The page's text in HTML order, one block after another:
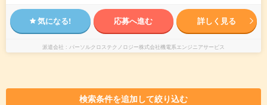
気になる! 応募へ進む 詳しく見る
派遣会社 パーソルクロステクノロジー株式会社機電系エンジニアサービス
検索条件を追加して絞り込む